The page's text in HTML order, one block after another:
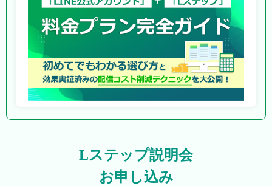
Lステップ説明会
お申し込み